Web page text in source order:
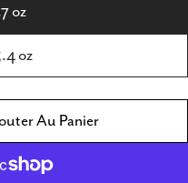
oz
oz
Donna Karan
Pour Donna
Au Panier